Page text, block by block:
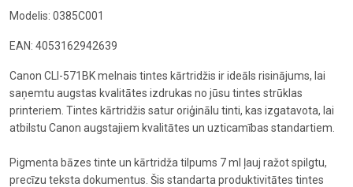
Modelis: 0385C001
EAN: 4053162942639
Canon CLI-571BK melnais tintes kārtridžis ir ideāls risinājums, lai
saņemtu augstas kvalitātes izdrukas no jūsu tintes strūklas
printeriem. Tintes kārtridžis satur oriģinālu tinti, kas izgatavota, lai
atbilstu Canon augstajiem kvalitātes un uzticamības standartiem.
Pigmenta bāzes tinte un kārtridža tilpums 7 ml ļauj ražot spilgtu,
precīzu teksta dokumentus. Šis standarta produktivitātes tintes